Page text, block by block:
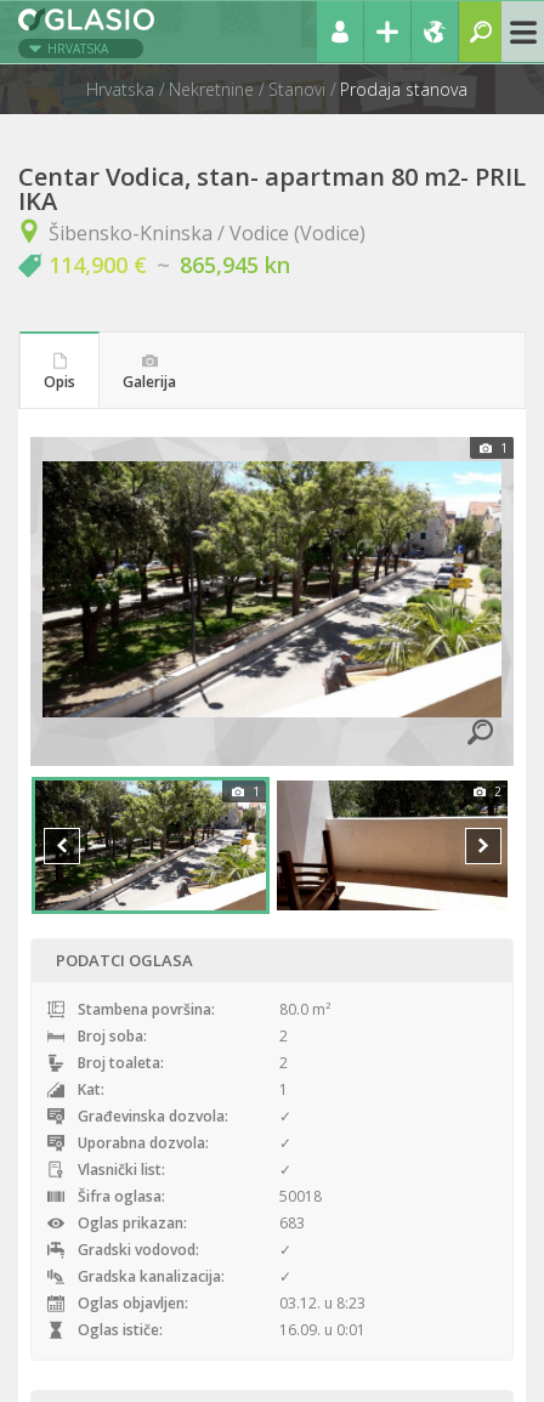
HRVATSKA
Hrvatska Nekretnine Stanovi Prodaja stanova
Centar Vodica, stan- apartman 80 m2- PRIL
IKA
Šibensko-Kninska / Vodice (Vodice)
114,900 € ~ 865,945 kn
Opis Galerija
1
1 2
PODATCI OGLASA
Stambena površina:
80.0 m²
Broj soba:
2
Broj toaleta:
2
Kat:
1
Građevinska dozvola:
✓
Uporabna dozvola:
✓
Vlasnički list:
✓
Šifra oglasa:
50018
Oglas prikazan:
683
Gradski vodovod:
✓
Gradska kanalizacija:
✓
Oglas objavljen:
03.12. u 8:23
Oglas ističe:
16.09. u 0:01